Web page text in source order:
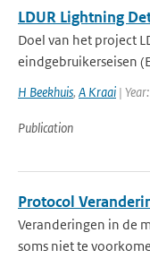
LDUR Lightning
Doel van het project
eindgebruikerseisen
H Beekhuis, A Kraai |
Publication
Protocol
Veranderingen in de
soms niet te